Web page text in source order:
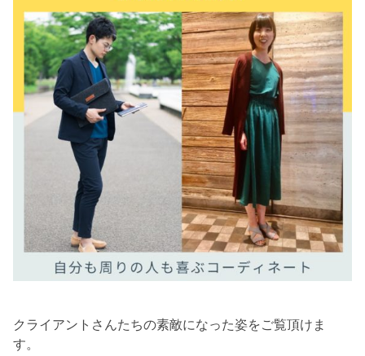
クライアントさんたちの素敵になった姿をご覧頂けま
す。